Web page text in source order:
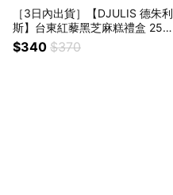
［3日內出貨］【DJULIS 德朱利
斯】台東紅藜黑芝麻糕禮盒 252
g｜濃郁黑芝麻｜養生糕點、年
節伴手、LINE購物推薦
$340 $370